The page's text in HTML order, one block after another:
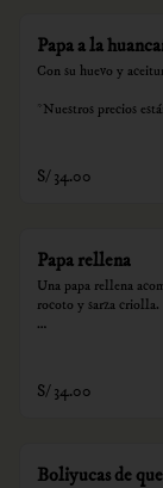
Papa a la
Con su huevo y
*Nuestros precios
S/ 34.00
Papa rellena
Una papa rellena
rocoto y sarza criolla.
consumo.
S/ 34.00
Boliyucas de